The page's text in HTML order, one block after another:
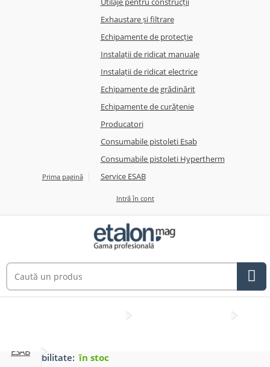
Prima pagină
Exhaustare și filtrare
Echipamente de protecție
Instalații de ridicat manuale
Instalații de ridicat electrice
Echipamente de grădinărit
Echipamente de curățenie
Producatori
Consumabile pistoleti Esab
Consumabile pistoleti Hypertherm
Service ESAB
Intră în cont
ESAB
Disponibilitate: în stoc